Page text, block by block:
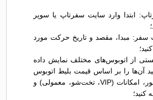
ابتدا وارد سایت سفرتاپ یا سوپر
سفر: مبدا، مقصد و تاریخ حرکت مورد
از اتوبوس‌های مختلف نمایش داده
آن‌ها را بر اساس قیمت بلیط اتوبوس
مشهد (خراسان ) نور، امکانات (VIP، تخت‌شو، معمولی) و